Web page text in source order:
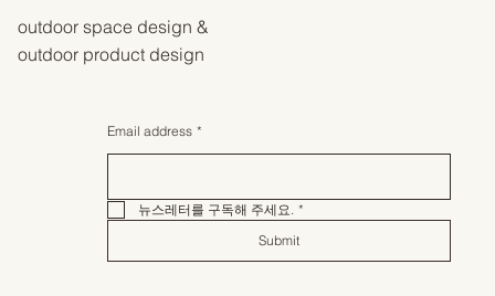
outdoor space design &
outdoor product design
Email address *
뉴스레터를 구독해 주세요.
*
Submit